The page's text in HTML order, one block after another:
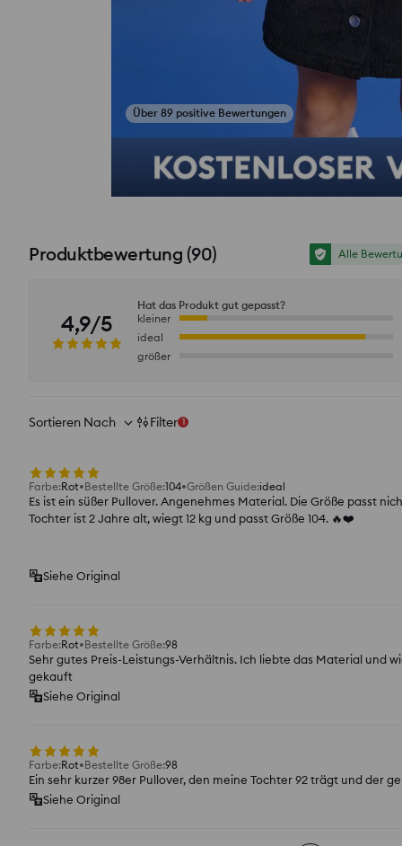
Fotos aus Bewertungen ansehen
Produktbewertung (90) Alle
4,9/5
Hat das Produkt gut gepasst?
kleiner
ideal
größer
Sortieren Nach Filter 1
Farbe:Rot Bestellte Größe:104 Größen Guide:ideal
Es ist ein süßer Pullover. Angenehmes Material. Die Größe passt
Tochter ist 2 Jahre alt, wiegt 12 kg und passt Größe 104. 🔥❤️
Siehe Original
Farbe:Rot Bestellte Größe:98
Sehr gutes Preis-Leistungs-Verhältnis. Ich liebte das Material und
gekauft
Siehe Original
Farbe:Rot Bestellte Größe:98
Ein sehr kurzer 98er Pullover, den meine Tochter 92 trägt und der
Siehe Original